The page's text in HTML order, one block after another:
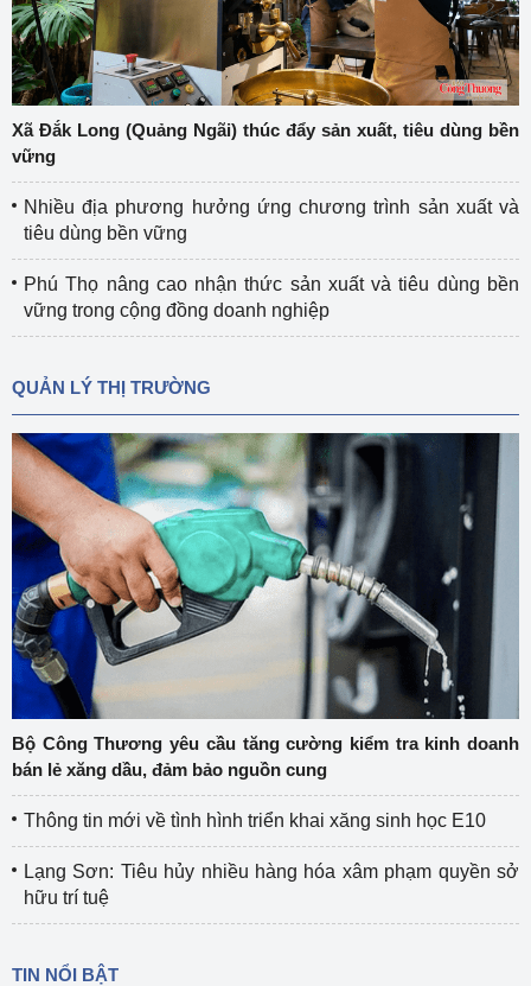
Xã Đắk Long (Quảng Ngãi) thúc đẩy sản xuất, tiêu dùng bền
vững
Nhiều địa phương hưởng ứng chương trình sản xuất và
tiêu dùng bền vững
Phú Thọ nâng cao nhận thức sản xuất và tiêu dùng bền
vững trong cộng đồng doanh nghiệp
QUẢN LÝ THỊ TRƯỜNG
Bộ Công Thương yêu cầu tăng cường kiểm tra kinh doanh
bán lẻ xăng dầu, đảm bảo nguồn cung
Thông tin mới về tình hình triển khai xăng sinh học E10
Lạng Sơn: Tiêu hủy nhiều hàng hóa xâm phạm quyền sở
hữu trí tuệ
TIN NỔI BẬT